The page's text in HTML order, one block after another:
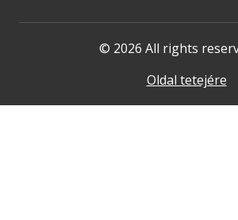
© 2026 All rights
Oldal tetejére